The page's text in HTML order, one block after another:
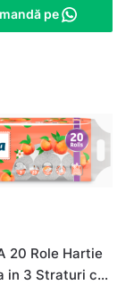
pe
20 Role Hartie
in 3 Straturi cu